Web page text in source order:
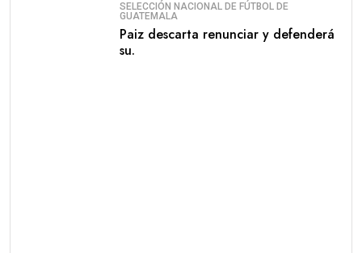
SELECCIÓN NACIONAL DE FÚTBOL DE
GUATEMALA
Paiz descarta renunciar y defenderá
su.